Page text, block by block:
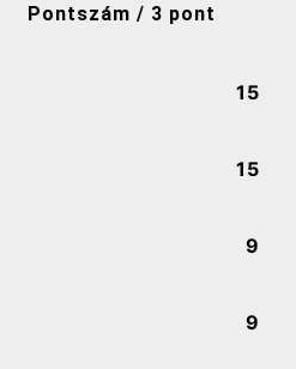
Pontszám / 3 pont
15
15
9
9